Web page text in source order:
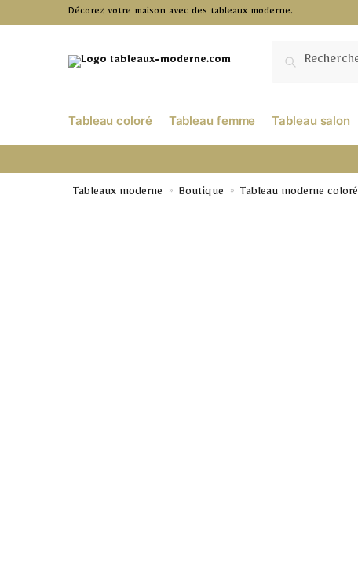
Décorez votre maison avec des tableaux moderne.
RECHERCHE
Tableau coloré Tableau femme Tableau salon
Tableaux moderne » Boutique » Tableau moderne coloré